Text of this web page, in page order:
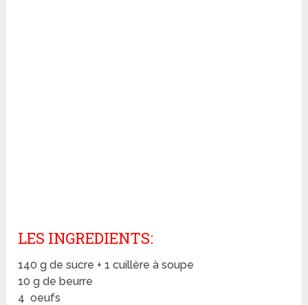
LES INGREDIENTS:
140 g de sucre + 1 cuillère à soupe
10 g de beurre
4 oeufs